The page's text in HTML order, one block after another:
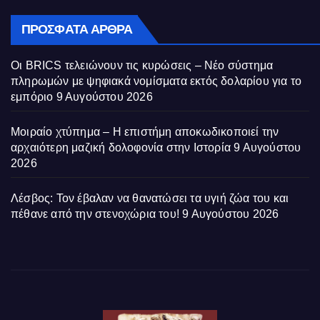
ΠΡΌΣΦΑΤΑ ΆΡΘΡΑ
Οι BRICS τελειώνουν τις κυρώσεις – Νέο σύστημα
πληρωμών με ψηφιακά νομίσματα εκτός δολαρίου για το
εμπόριο 9 Αυγούστου 2026
Μοιραίο χτύπημα – Η επιστήμη αποκωδικοποιεί την
αρχαιότερη μαζική δολοφονία στην Ιστορία 9 Αυγούστου
2026
Λέσβος: Τον έβαλαν να θανατώσει τα υγιή ζώα του και
πέθανε από την στενοχώρια του! 9 Αυγούστου 2026